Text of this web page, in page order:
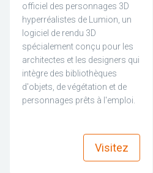
officiel des personnages 3D
hyperréalistes de Lumion, un
logiciel de rendu 3D
spécialement conçu pour les
architectes et les designers qui
intègre des bibliothèques
d'objets, de végétation et de
personnages prêts à l'emploi.
Visitez